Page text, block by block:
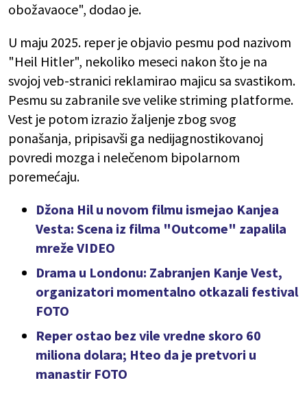
obožavaoce", dodao je.
U maju 2025. reper je objavio pesmu pod nazivom
"Heil Hitler", nekoliko meseci nakon što je na
svojoj veb-stranici reklamirao majicu sa svastikom.
Pesmu su zabranile sve velike striming platforme.
Vest je potom izrazio žaljenje zbog svog
ponašanja, pripisavši ga nedijagnostikovanoj
povredi mozga i nelečenom bipolarnom
poremećaju.
Džona Hil u novom filmu ismejao Kanjea
Vesta: Scena iz filma "Outcome" zapalila
mreže VIDEO
Drama u Londonu: Zabranjen Kanje Vest,
organizatori momentalno otkazali festival
FOTO
Reper ostao bez vile vredne skoro 60
miliona dolara; Hteo da je pretvori u
manastir FOTO